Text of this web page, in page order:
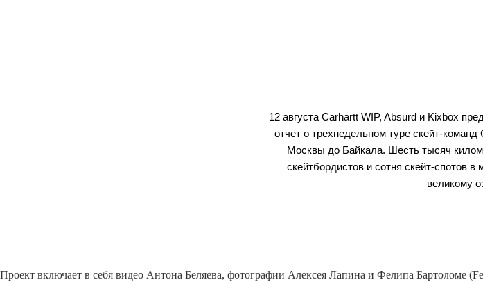
12 августа Carhartt WIP, Absurd и Kixbox
отчет о трехнедельном туре скейт-
Москвы до Байкала. Шесть тысяч
скейтбордистов и сотня скейт-спотов в
великому
Проект включает в себя видео Антона Беляева, фотографии Алексея Лапина и Фелипа Бартоломе